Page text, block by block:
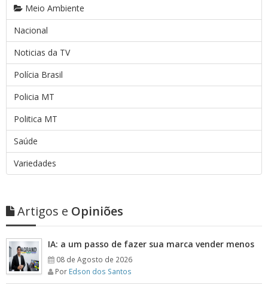
Meio Ambiente
Nacional
Noticias da TV
Polícia Brasil
Policia MT
Politica MT
Saúde
Variedades
Artigos e Opiniões
IA: a um passo de fazer sua marca vender menos
08 de Agosto de 2026
Por Edson dos Santos